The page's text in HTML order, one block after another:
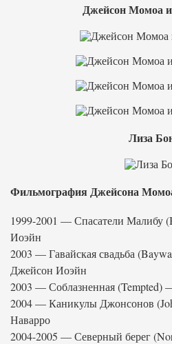
Джейсон Момоа
Лиза
Фильмография Джейсона
1999-2001 — Спасатели Малибу
Иоэйн
2003 — Гавайская свадьба
Джейсон Иоэйн
2003 — Соблазненная (Tempted)
2004 — Каникулы Джонсонов
Наварро
2004-2005 — Северный берег